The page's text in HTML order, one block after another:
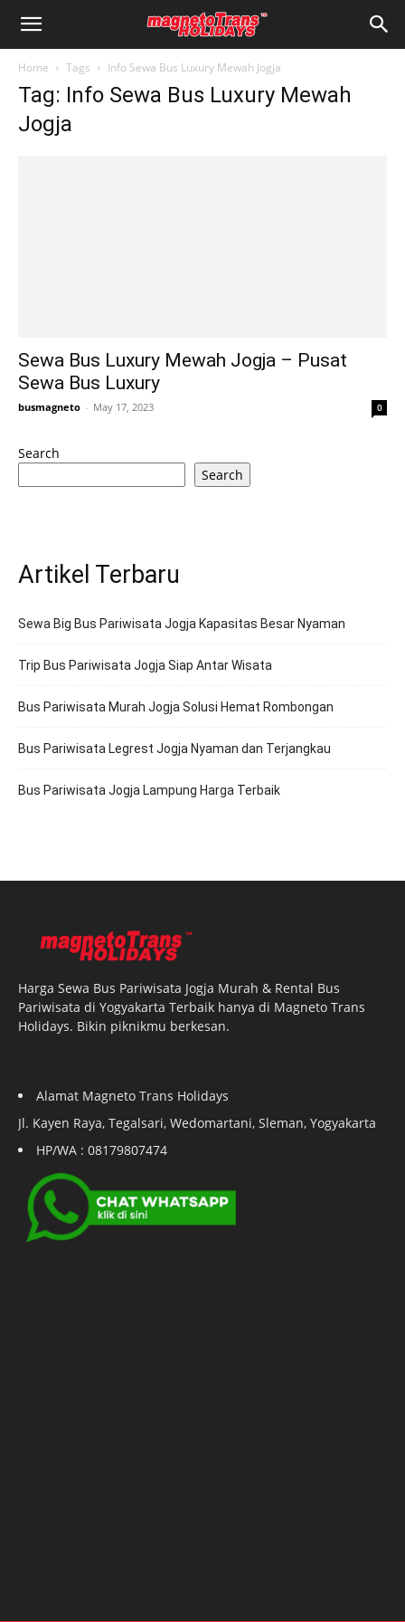
Home Tags Info Sewa Bus Luxury Mewah Jogja
Tag: Info Sewa Bus Luxury Mewah
Jogja
Sewa Bus Luxury Mewah Jogja – Pusat
Sewa Bus Luxury
busmagneto - May 17, 2023 0
Search
Search
Artikel Terbaru
Sewa Big Bus Pariwisata Jogja Kapasitas Besar Nyaman
Trip Bus Pariwisata Jogja Siap Antar Wisata
Bus Pariwisata Murah Jogja Solusi Hemat Rombongan
Bus Pariwisata Legrest Jogja Nyaman dan Terjangkau
Bus Pariwisata Jogja Lampung Harga Terbaik
Harga Sewa Bus Pariwisata Jogja Murah & Rental Bus
Pariwisata di Yogyakarta Terbaik hanya di Magneto Trans
Holidays. Bikin piknikmu berkesan.
Alamat Magneto Trans Holidays
Jl. Kayen Raya, Tegalsari, Wedomartani, Sleman, Yogyakarta
HP/WA : 08179807474